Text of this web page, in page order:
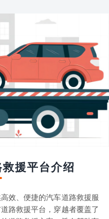
援平台介绍
效、便捷的汽车道路救援服
路救援平台，穿越者覆盖了